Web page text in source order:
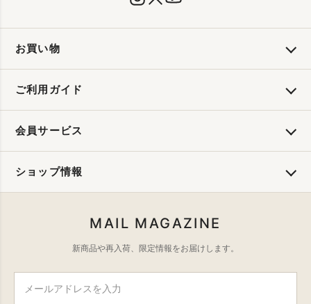
お買い物
ご利用ガイド
会員サービス
ショップ情報
MAIL MAGAZINE
新商品や再入荷、限定情報をお届けします。